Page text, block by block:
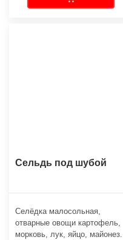
Сельдь под шубой
Селёдка малосольная,
отварные овощи картофель,
морковь, лук, яйцо, майонез.